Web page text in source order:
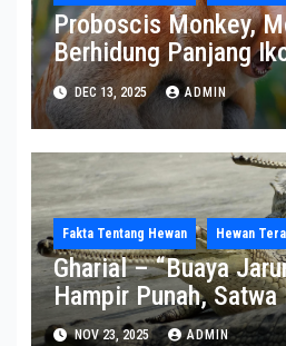
Proboscis Monkey,
Berhidung Panjang
Terancam Punah
DEC 13, 2025 ADMIN
Fakta Tentang Hewan Hewan
Gharial – “Buaya
Hampir Punah,
dan Paling Terancam
NOV 23, 2025 ADMIN